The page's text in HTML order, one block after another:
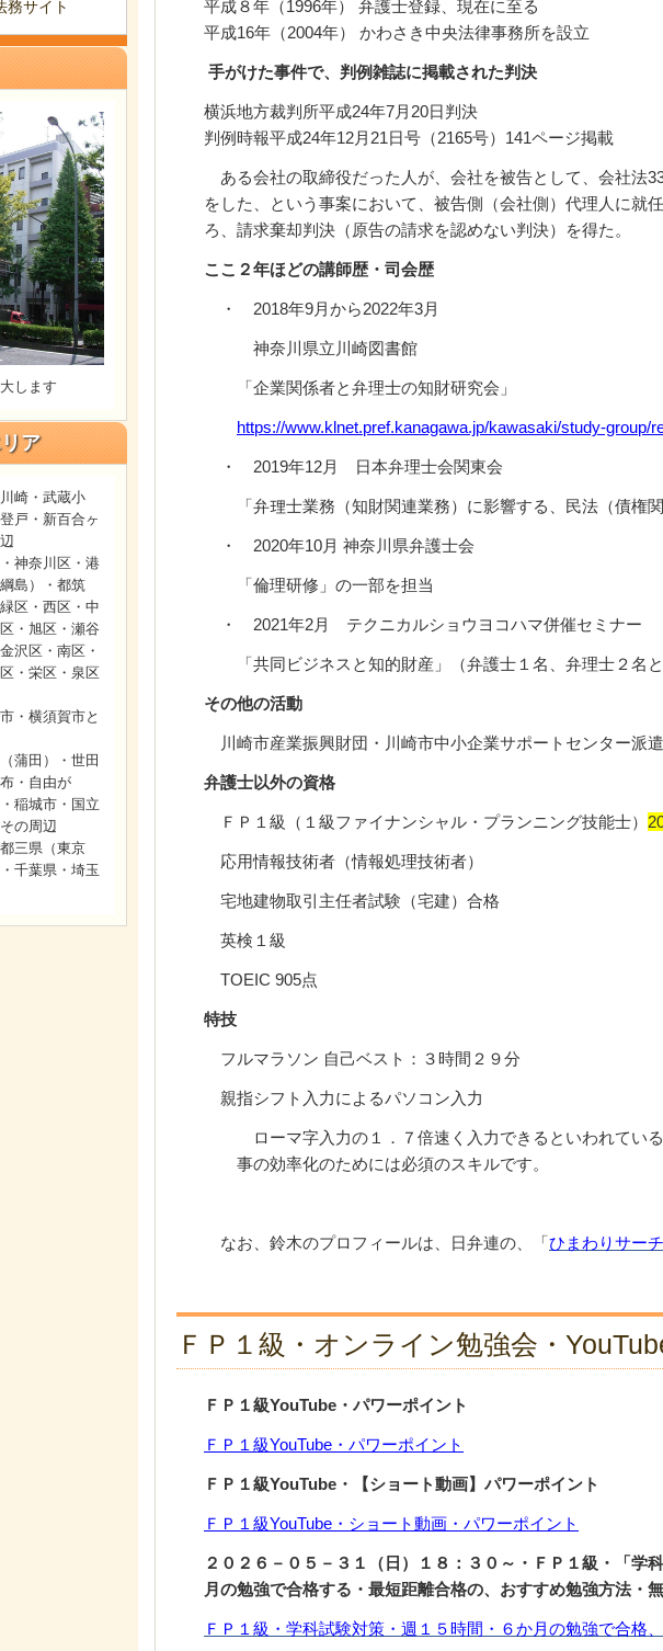
平成８年（1996年） 弁護士登録、現在に至る
平成16年（2004年） かわさき中央法律事務所を設立
手がけた事件で、判例雑誌に掲載された判決
横浜地方裁判所平成24年7月20日判決
判例時報平成24年12月21日号（2165号）141ページ掲載
ある会社の取締役だった人が、会社を被告として、会社法
をした、という事案において、被告側（会社側）代理人に就
ろ、請求棄却判決（原告の請求を認めない判決）を得た。
ここ２年ほどの講師歴・司会歴
・ 2018年9月から2022年3月
神奈川県立川崎図書館
「企業関係者と弁理士の知財研究会」
https://www.klnet.pref.kanagawa.jp/kawasaki/study-group/
・ 2019年12月 日本弁理士会関東会
「弁理士業務（知財関連業務）に影響する、民法（債権
・ 2020年10月 神奈川県弁護士会
「倫理研修」の一部を担当
・ 2021年2月 テクニカルショウヨコハマ併催セミナー
「共同ビジネスと知的財産」（弁護士１名、弁理士２名
その他の活動
川崎市産業振興財団・川崎市中小企業サポートセンター派
弁護士以外の資格
ＦＰ１級（１級ファイナンシャル・プランニング技能士）
応用情報技術者（情報処理技術者）
宅地建物取引主任者試験（宅建）合格
英検１級
TOEIC 905点
特技
フルマラソン 自己ベスト：３時間２９分
親指シフト入力によるパソコン入力
ローマ字入力の１．７倍速く入力できるといわれてい
事の効率化のためには必須のスキルです。
なお、鈴木のプロフィールは、 日弁連の、「ひまわりサーチ
ＦＰ１級・オンライン勉強会・
ＦＰ１級YouTube・パワーポイント
ＦＰ１級YouTube・パワーポイント
ＦＰ１級YouTube・【ショート動画】パワーポイント
ＦＰ１級YouTube・ショート動画・パワーポイント
２０２６－０５－３１（日）１８：３０～・ＦＰ１級・「学
月の勉強で合格する・最短距離合格の、おすすめ勉強方法・
ＦＰ１級・学科試験対策・週１５時間・６か月の勉強で合格
務サイト
します
ア
崎・武蔵小
戸・新百合ヶ
神奈川区・港
島）・都筑
区・西区・中
・旭区・瀬谷
沢区・南区・
・栄区・泉区
・横須賀市と
蒲田）・世田
・自由が
稲城市・国立
の周辺
三県（東京
千葉県・埼玉